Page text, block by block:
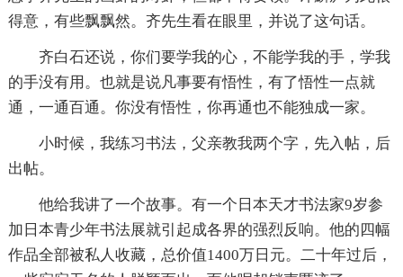
得意，有些飘飘然。齐先生看在眼里，并说了这句话。
齐白石还说，你们要学我的心，不能学我的手，学我
的手没有用。也就是说凡事要有悟性，有了悟性一点就
通，一通百通。你没有悟性，你再通也不能独成一家。
小时候，我练习书法，父亲教我两个字，先入帖，后
出帖。
他给我讲了一个故事。有一个日本天才书法家9岁参
加日本青少年书法展就引起成各界的强烈反响。他的四幅
作品全部被私人收藏，总价值1400万日元。二十年过后，